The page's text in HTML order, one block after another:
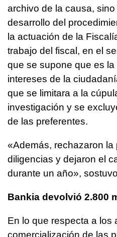
archivo de la causa,
desarrollo del
la actuación de la
trabajo del fiscal, en el
que se supone que es
intereses de la
que se limitara a la
investigación y se
de las preferentes.
«Además, rechazaron la
diligencias y dejaron el
durante un año»,
Bankia devolvió 2.800
En lo que respecta a los
comercialización de las